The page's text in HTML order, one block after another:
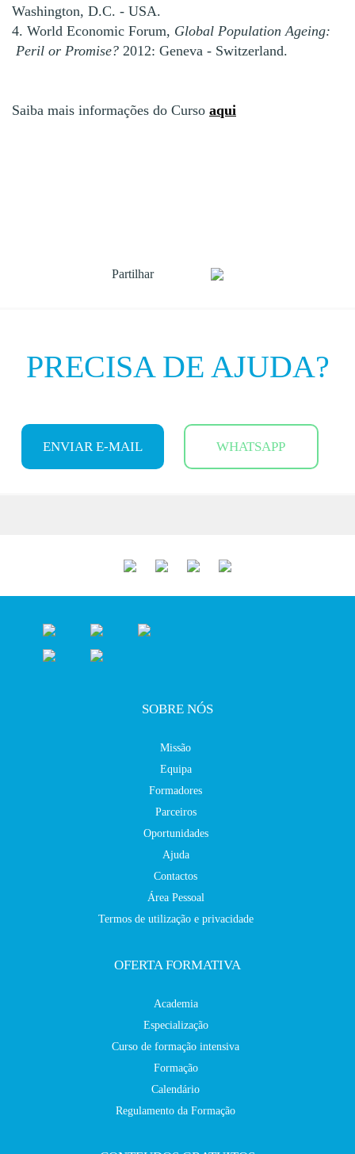
Washington, D.C. - USA.
4. World Economic Forum, Global Population Ageing:
Peril or Promise? 2012: Geneva - Switzerland.
Saiba mais informações do Curso aqui
Partilhar
PRECISA DE AJUDA?
ENVIAR E-MAIL WHATSAPP
SOBRE NÓS
Missão
Equipa
Formadores
Parceiros
Oportunidades
Ajuda
Contactos
Área Pessoal
Termos de utilização e privacidade
OFERTA FORMATIVA
Academia
Especialização
Curso de formação intensiva
Formação
Calendário
Regulamento da Formação